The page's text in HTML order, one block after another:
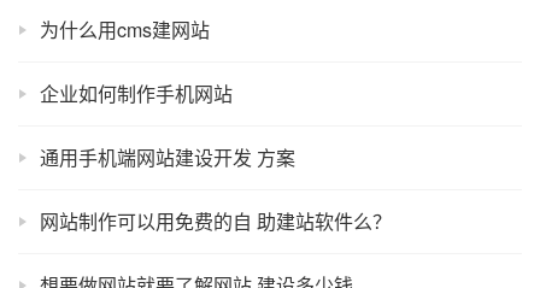
为什么用cms建网站
企业如何制作手机网站
通用手机端网站建设开发 方案
网站制作可以用免费的自 助建站软件么？